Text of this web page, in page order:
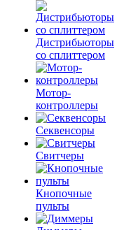
Дистрибьюторы
со сплиттером
Мотор-
контроллеры
Секвенсоры
Свитчеры
Кнопочные
пульты